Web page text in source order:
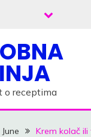
o receptima
June Krem kolač